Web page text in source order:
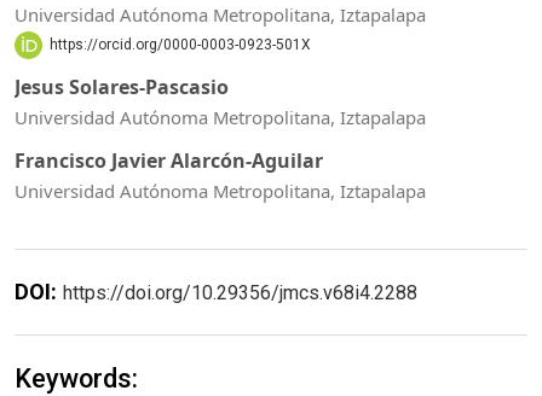
Universidad Autónoma Metropolitana, Iztapalapa
https://orcid.org/0000-0003-0923-501X
Jesus Solares-Pascasio
Universidad Autónoma Metropolitana, Iztapalapa
Francisco Javier Alarcón-Aguilar
Universidad Autónoma Metropolitana, Iztapalapa
DOI: https://doi.org/10.29356/jmcs.v68i4.2288
Keywords: